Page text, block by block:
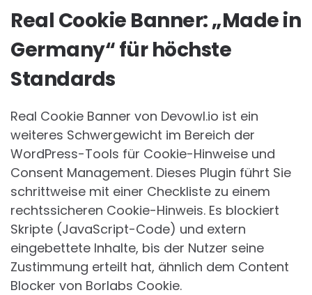
Real Cookie Banner: „Made in
Germany“ für höchste
Standards
Real Cookie Banner von Devowl.io ist ein
weiteres Schwergewicht im Bereich der
WordPress-Tools für Cookie-Hinweise und
Consent Management. Dieses Plugin führt Sie
schrittweise mit einer Checkliste zu einem
rechtssicheren Cookie-Hinweis. Es blockiert
Skripte (JavaScript-Code) und extern
eingebettete Inhalte, bis der Nutzer seine
Zustimmung erteilt hat, ähnlich dem Content
Blocker von Borlabs Cookie.